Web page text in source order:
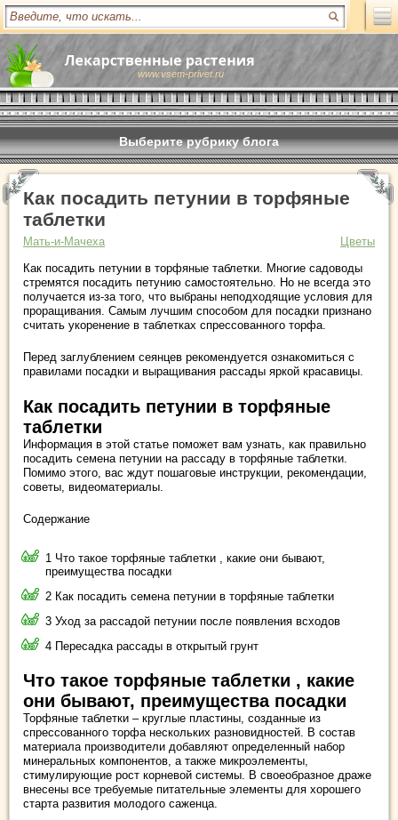
www.vsem-privet.ru
Выберите рубрику блога
Как посадить петунии в торфяные
таблетки
Мать-и-Мачеха
Цветы
Как посадить петунии в торфяные таблетки. Многие садоводы
стремятся посадить петунию самостоятельно. Но не всегда это
получается из-за того, что выбраны неподходящие условия для
проращивания. Самым лучшим способом для посадки признано
считать укоренение в таблетках спрессованного торфа.
Перед заглублением сеянцев рекомендуется ознакомиться с
правилами посадки и выращивания рассады яркой красавицы.
Как посадить петунии в торфяные
таблетки
Информация в этой статье поможет вам узнать, как правильно
посадить семена петунии на рассаду в торфяные таблетки.
Помимо этого, вас ждут пошаговые инструкции, рекомендации,
советы, видеоматериалы.
Содержание
1 Что такое торфяные таблетки , какие они бывают,
преимущества посадки
2 Как посадить семена петунии в торфяные таблетки
3 Уход за рассадой петунии после появления всходов
4 Пересадка рассады в открытый грунт
Что такое торфяные таблетки , какие
они бывают, преимущества посадки
Торфяные таблетки – круглые пластины, созданные из
спрессованного торфа нескольких разновидностей. В состав
материала производители добавляют определенный набор
минеральных компонентов, а также микроэлементы,
стимулирующие рост корневой системы. В своеобразное драже
внесены все требуемые питательные элементы для хорошего
старта развития молодого саженца.